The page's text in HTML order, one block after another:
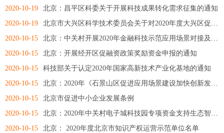
2020-10-19
北京：昌平区科委关于开展科技成果转化需求征集的通知
2020-10-19
北京市大兴区科学技术委员会关于对2020年度大兴区促进科技成果转移 转化项目预征集的...
2020-10-15
北京：中关村开展2020年金融科技示范应用场景对接及支持资金项目申报的通知
2020-10-15
北京：开展经开区促融资政策奖励资金申报的通知
2020-10-15
科技部关于认定2020年国家高新技术产业化基地的通知
2020-10-15
北京：2020年《石景山区促进应用场景建设加快创新发展支持办法》第三批拟支持项目名单
2020-10-15
北京市促进中小企业发展条例
2020-10-15
北京：2020年中关村电子城科技园专项资金支持生态智慧园区项目的公示
2020-10-15
北京： 2020年度北京市知识产权运营示范单位名单